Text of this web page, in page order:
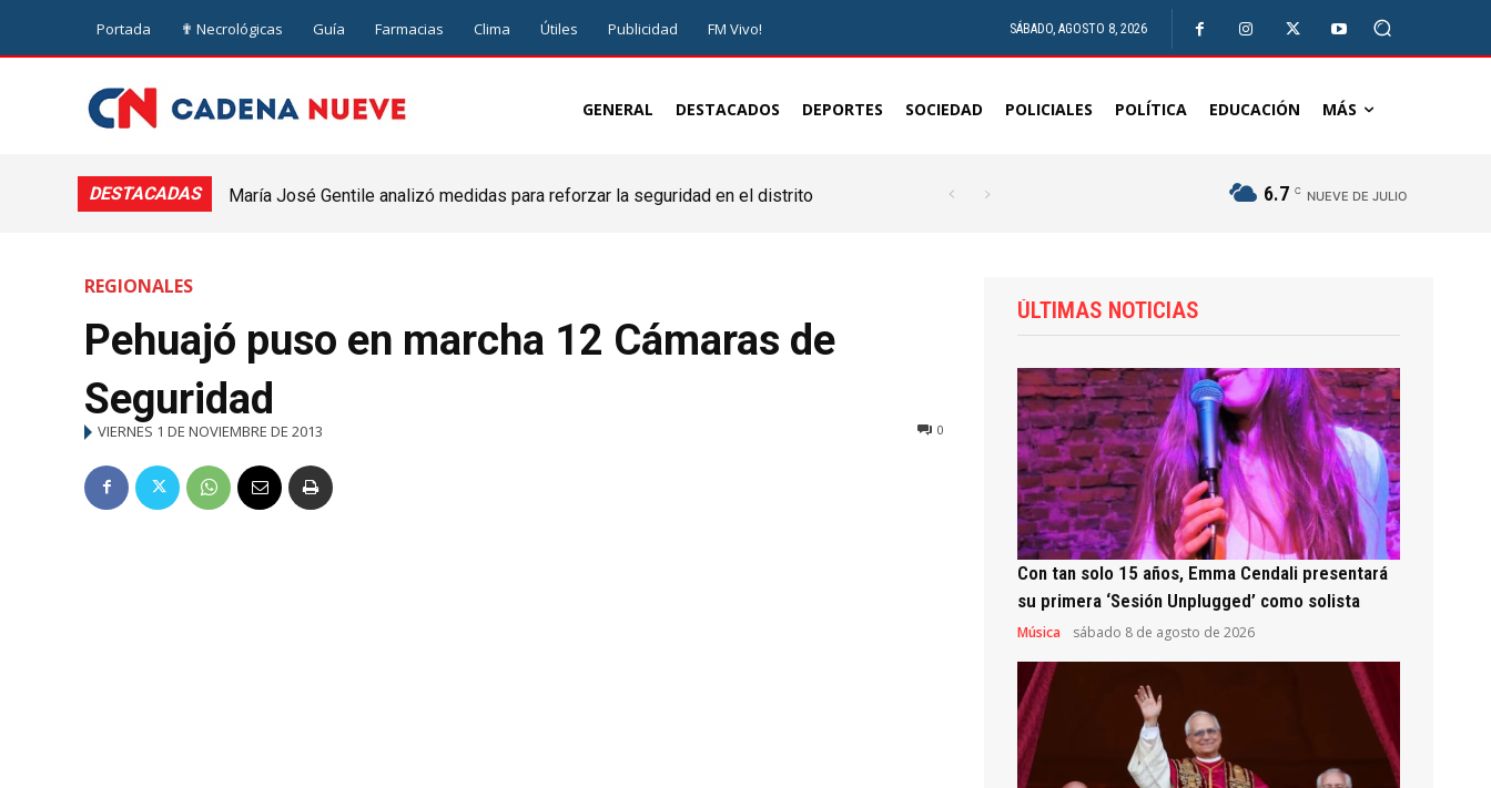
Portada ✟ Necrológicas Guía Farmacias Clima Útiles Publicidad FM Vivo! SÁBADO, AGOSTO 8, 2026
GENERAL DESTACADOS DEPORTES SOCIEDAD POLICIALES POLÍTICA EDUCACIÓN MÁS
DESTACADAS
María José Gentile analizó medidas para reforzar la seguridad en el distrito
6.7 C NUEVE DE JULIO
REGIONALES
Pehuajó puso en marcha 12 Cámaras de
Seguridad
VIERNES 1 DE NOVIEMBRE DE 2013 0
ÚLTIMAS NOTICIAS
Con tan solo 15 años, Emma Cendali presentará
su primera ‘Sesión Unplugged’ como solista
Música sábado 8 de agosto de 2026